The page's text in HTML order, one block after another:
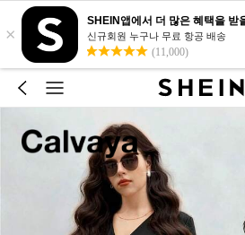
× 신규회원 누구나 무료 항공 배송
(11,000)